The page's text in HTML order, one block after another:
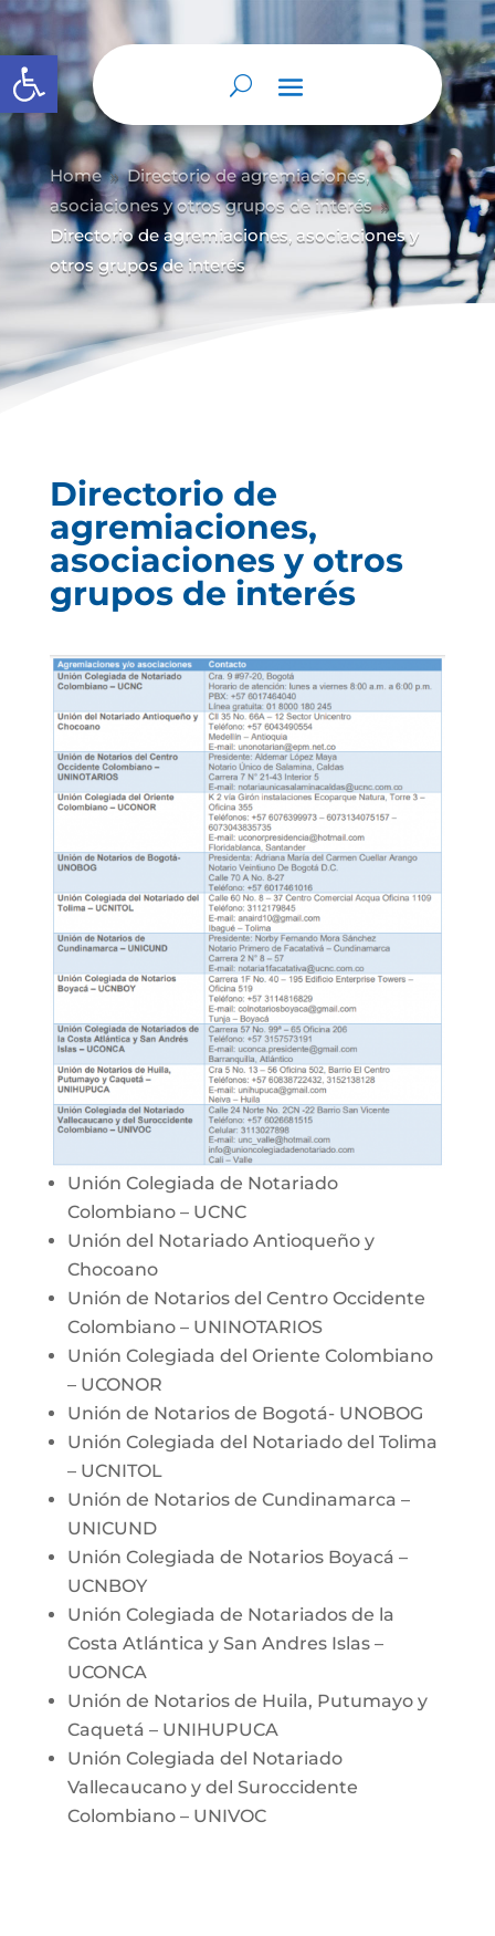
Abrir barra de herramientas
Home 9 Directorio de agremiaciones,
asociaciones y otros grupos de interés 9
Directorio de agremiaciones, asociaciones y
otros grupos de interés
Directorio de
agremiaciones,
asociaciones y otros
grupos de interés
Unión Colegiada de Notariado
Colombiano – UCNC
Unión del Notariado Antioqueño y
Chocoano
Unión de Notarios del Centro Occidente
Colombiano – UNINOTARIOS
Unión Colegiada del Oriente Colombiano
– UCONOR
Unión de Notarios de Bogotá- UNOBOG
Unión Colegiada del Notariado del Tolima
– UCNITOL
Unión de Notarios de Cundinamarca –
UNICUND
Unión Colegiada de Notarios Boyacá –
UCNBOY
Unión Colegiada de Notariados de la
Costa Atlántica y San Andres Islas –
UCONCA
Unión de Notarios de Huila, Putumayo y
Caquetá – UNIHUPUCA
Unión Colegiada del Notariado
Vallecaucano y del Suroccidente
Colombiano – UNIVOC